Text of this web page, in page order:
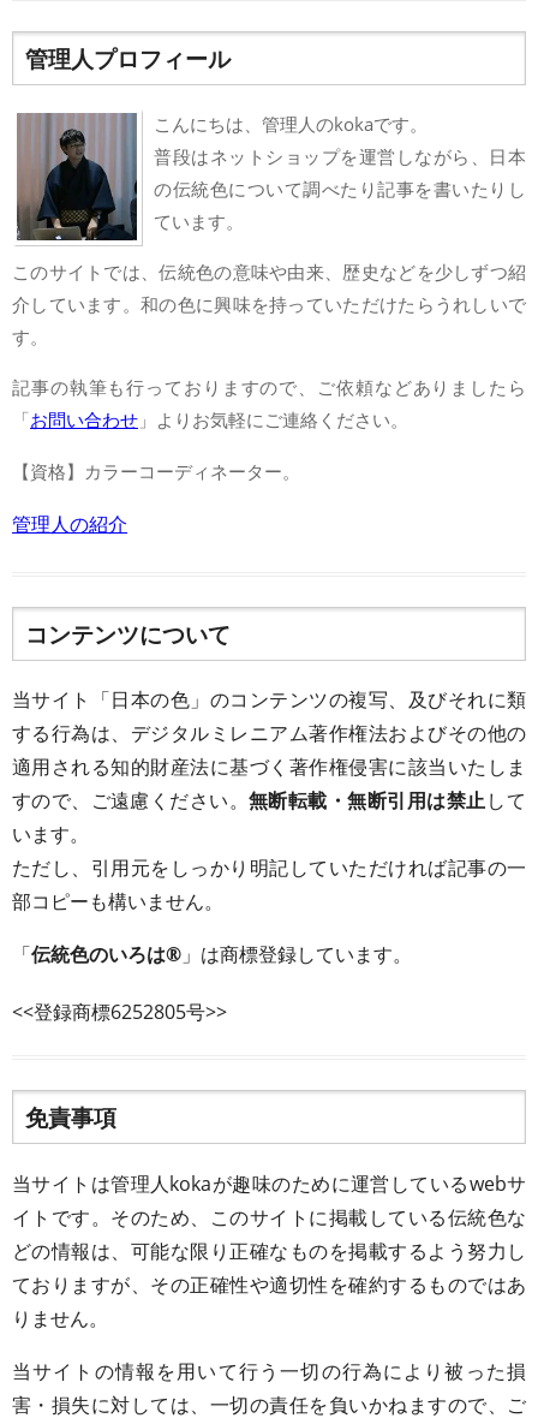
管理人プロフィール
こんにちは、管理人のkokaです。
普段はネットショップを運営しながら、日本
の伝統色について調べたり記事を書いたりし
ています。
このサイトでは、伝統色の意味や由来、歴史などを少しずつ紹
介しています。和の色に興味を持っていただけたらうれしいで
す。
記事の執筆も行っておりますので、ご依頼などありましたら
「お問い合わせ 」よりお気軽にご連絡ください。
【資格】カラーコーディネーター。
管理人の紹介
コンテンツについて
当サイト「日本の色」のコンテンツの複写、及びそれに類
する行為は、デジタルミレニアム著作権法およびその他の
適用される知的財産法に基づく著作権侵害に該当いたしま
すので、ご遠慮ください。 無断転載・無断引用は禁止して
います。
ただし、引用元をしっかり明記していただければ記事の一
部コピーも構いません。
「伝統色のいろは® 」は商標登録しています。
<<登録商標6252805号>>
免責事項
当サイトは管理人kokaが趣味のために運営しているwebサ
イトです。そのため、このサイトに掲載している伝統色な
どの情報は、可能な限り正確なものを掲載するよう努力し
ておりますが、その正確性や適切性を確約するものではあ
りません。
当サイトの情報を用いて行う一切の行為により被った損
害・損失に対しては、一切の責任を負いかねますので、ご